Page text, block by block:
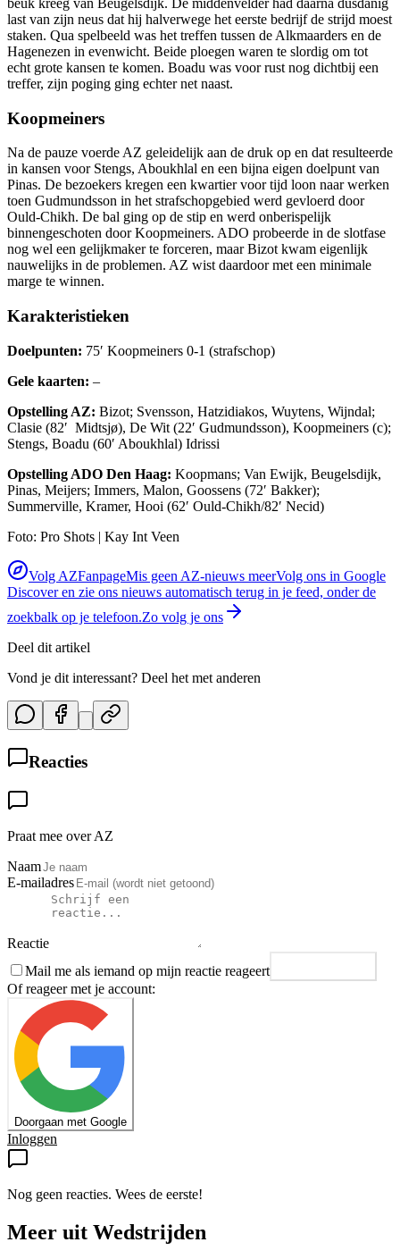
last van zijn neus dat hij halverwege het eerste bedrijf de strijd moest
staken. Qua spelbeeld was het treffen tussen de Alkmaarders en de
Hagenezen in evenwicht. Beide ploegen waren te slordig om tot
echt grote kansen te komen. Boadu was voor rust nog dichtbij een
treffer, zijn poging ging echter net naast.
Koopmeiners
Na de pauze voerde AZ geleidelijk aan de druk op en dat resulteerde
in kansen voor Stengs, Aboukhlal en een bijna eigen doelpunt van
Pinas. De bezoekers kregen een kwartier voor tijd loon naar werken
toen Gudmundsson in het strafschopgebied werd gevloerd door
Ould-Chikh. De bal ging op de stip en werd onberispelijk
binnengeschoten door Koopmeiners. ADO probeerde in de slotfase
nog wel een gelijkmaker te forceren, maar Bizot kwam eigenlijk
nauwelijks in de problemen. AZ wist daardoor met een minimale
marge te winnen.
Karakteristieken
Doelpunten: 75′ Koopmeiners 0-1 (strafschop)
Gele kaarten: –
Opstelling AZ: Bizot; Svensson, Hatzidiakos, Wuytens, Wijndal;
Clasie (82′ Midtsjø), De Wit (22′ Gudmundsson), Koopmeiners (c);
Stengs, Boadu (60′ Aboukhlal) Idrissi
Opstelling ADO Den Haag: Koopmans; Van Ewijk, Beugelsdijk,
Pinas, Meijers; Immers, Malon, Goossens (72′ Bakker);
Summerville, Kramer, Hooi (62′ Ould-Chikh/82′ Necid)
Foto: Pro Shots | Kay Int Veen
Volg AZFanpageMis geen AZ-nieuws meerVolg ons in Google
Discover en zie ons nieuws automatisch terug in je feed, onder de
zoekbalk op je telefoon.Zo volg je ons
Deel dit artikel
Vond je dit interessant? Deel het met anderen
Reacties
Praat mee over AZ
Naam
E-mailadres
Reactie
Mail me als iemand op mijn reactie reageert
Of reageer met je account:
Doorgaan met Google
Inloggen
Nog geen reacties. Wees de eerste!
Meer uit Wedstrijden